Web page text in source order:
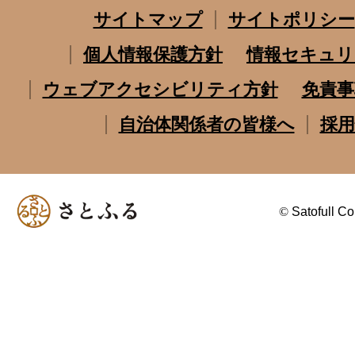
サイトマップ
サイトポリシー
個人情報保護方針
情報セキュ
ウェブアクセシビリティ方針
免責
自治体関係者の皆様へ
採
© Satofull